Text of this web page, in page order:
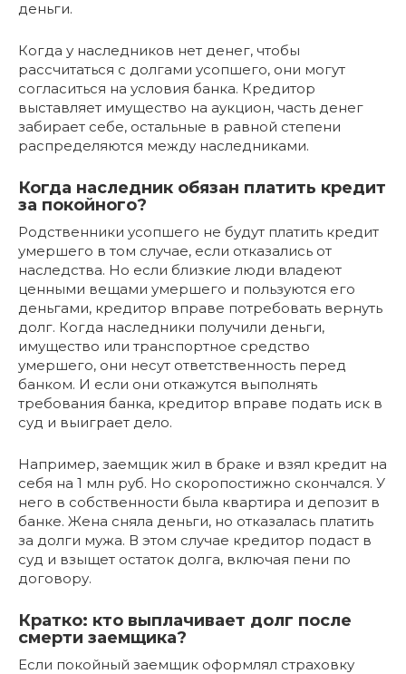
деньги.
Когда у наследников нет денег, чтобы
рассчитаться с долгами усопшего, они могут
согласиться на условия банка. Кредитор
выставляет имущество на аукцион, часть денег
забирает себе, остальные в равной степени
распределяются между наследниками.
Когда наследник обязан платить кредит
за покойного?
Родственники усопшего не будут платить кредит
умершего в том случае, если отказались от
наследства. Но если близкие люди владеют
ценными вещами умершего и пользуются его
деньгами, кредитор вправе потребовать вернуть
долг. Когда наследники получили деньги,
имущество или транспортное средство
умершего, они несут ответственность перед
банком. И если они откажутся выполнять
требования банка, кредитор вправе подать иск в
суд и выиграет дело.
Например, заемщик жил в браке и взял кредит на
себя на 1 млн руб. Но скоропостижно скончался. У
него в собственности была квартира и депозит в
банке. Жена сняла деньги, но отказалась платить
за долги мужа. В этом случае кредитор подаст в
суд и взыщет остаток долга, включая пени по
договору.
Кратко: кто выплачивает долг после
смерти заемщика?
Если покойный заемщик оформлял страховку